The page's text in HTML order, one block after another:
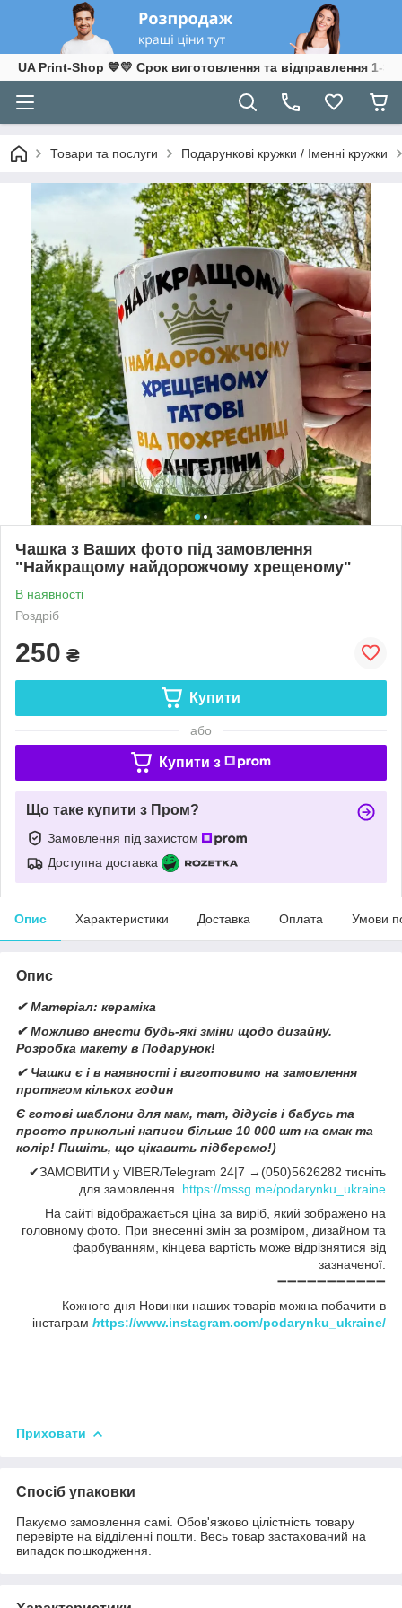
UA Print-Shop ​💙💛 Срок виготовлення та відправлення 1-3
Товари та послуги Подарункові кружки / Іменні кружки
Чашка з Ваших фото під замовлення
"Найкращому найдорожчому хрещеному"
В наявності
Роздріб
250 ₴
Купити
або
Купити з
Що таке купити з Пром?
Замовлення під захистом
Доступна доставка
Опис Характеристики Доставка Оплата Умови
Опис
✔ Матеріал: кераміка
✔ Можливо внести будь-які зміни щодо дизайну.
Розробка макету в Подарунок!
✔ Чашки є і в наявності і виготовимо на замовлення
протягом кількох годин
Є готові шаблони для мам, тат, дідусів і бабусь та
просто прикольні написи більше 10 000 шт на смак та
колір! Пишіть, що цікавить підберемо!)
✔ЗАМОВИТИ у VIBER/Telegram 24|7 →(050)5626282 тисніть
для замовлення https://mssg.me/podarynku_ukraine
На сайті відображається ціна за виріб, який зображено на
головному фото. При внесенні змін за розміром, дизайном та
фарбуванням, кінцева вартість може відрізнятися від
зазначеної.
➖➖➖➖➖➖➖➖➖➖➖
Кожного дня Новинки наших товарів можна побачити в
інстаграм https://www.instagram.com/podarynku_ukraine/
Приховати
Спосіб упаковки
Пакуємо замовлення самі. Обов'язково цілістність товару
перевірте на відділенні пошти. Весь товар застахований на
випадок пошкодження.